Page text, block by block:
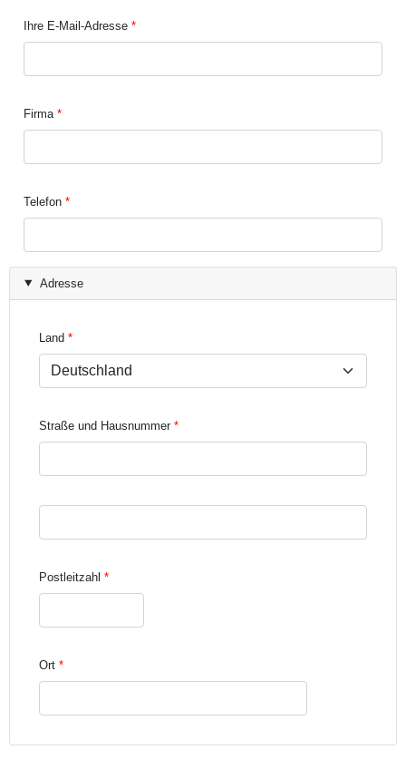
Ihre E-Mail-Adresse
Firma
Telefon
Adresse
Land
Straße und Hausnummer
Straße und Hausnummer Zeile 3
Postleitzahl
Ort